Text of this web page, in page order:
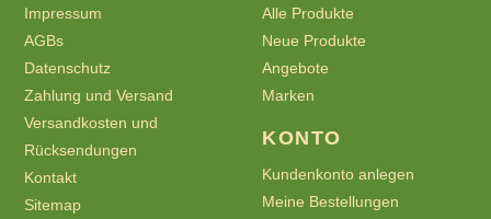
Impressum
AGBs
Datenschutz
Zahlung und Versand
Versandkosten und
Rücksendungen
Kontakt
Sitemap
Alle Produkte
Neue Produkte
Angebote
Marken
KONTO
Kundenkonto anlegen
Meine Bestellungen